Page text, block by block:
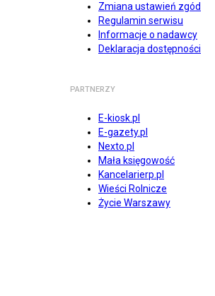
Zmiana ustawień zgód
Regulamin serwisu
Informacje o nadawcy
Deklaracja dostępności
PARTNERZY
E-kiosk.pl
E-gazety.pl
Nexto.pl
Mała księgowość
Kancelarierp.pl
Wieści Rolnicze
Życie Warszawy